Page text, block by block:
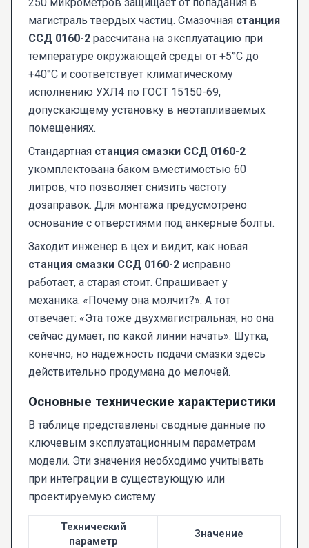
магистраль твердых частиц. Смазочная станция
ССД 0160-2 рассчитана на эксплуатацию при
температуре окружающей среды от +5°C до
+40°C и соответствует климатическому
исполнению УХЛ4 по ГОСТ 15150-69,
допускающему установку в неотапливаемых
помещениях.
Стандартная станция смазки ССД 0160-2
укомплектована баком вместимостью 60
литров, что позволяет снизить частоту
дозаправок. Для монтажа предусмотрено
основание с отверстиями под анкерные болты.
Заходит инженер в цех и видит, как новая
станция смазки ССД 0160-2 исправно
работает, а старая стоит. Спрашивает у
механика: «Почему она молчит?». А тот
отвечает: «Эта тоже двухмагистральная, но она
сейчас думает, по какой линии начать». Шутка,
конечно, но надежность подачи смазки здесь
действительно продумана до мелочей.
Основные технические характеристики
В таблице представлены сводные данные по
ключевым эксплуатационным параметрам
модели. Эти значения необходимо учитывать
при интеграции в существующую или
проектируемую систему.
Технический
параметр
Значение